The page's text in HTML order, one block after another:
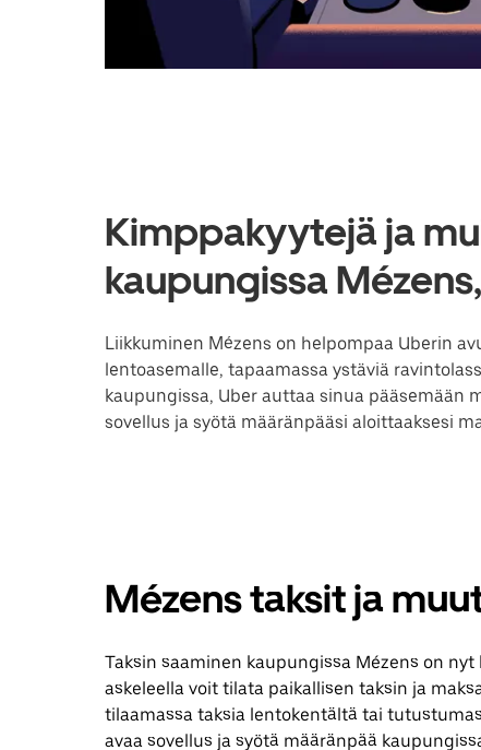
Kimppakyytejä ja
kaupungissa
Liikkuminen Mézens on helpompaa Uberin
lentoasemalle, tapaamassa ystäviä
kaupungissa, Uber auttaa sinua pääsemään
sovellus ja syötä määränpääsi aloittaaksesi
Mézens taksit ja
Taksin saaminen kaupungissa Mézens on
askeleella voit tilata paikallisen taksin ja
tilaamassa taksia lentokentältä tai
avaa sovellus ja syötä määränpää